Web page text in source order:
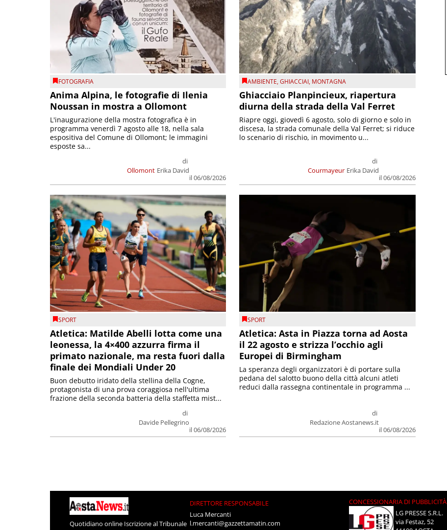
FOTOGRAFIA
Anima Alpina, le fotografie di Ilenia
Noussan in mostra a Ollomont
Ollomont
di
Erika David
il 06/08/2026
L'inaugurazione della mostra fotografica è in
programma venerdì 7 agosto alle 18, nella sala
espositiva del Comune di Ollomont; le immagini
esposte sa...
AMBIENTE,GHIACCIAI, MONTAGNA
Ghiacciaio Planpincieux, riapertura
diurna della strada della Val Ferret
Courmayeur
di
Erika David
il 06/08/2026
Riapre oggi, giovedì 6 agosto, solo di giorno e solo in
discesa, la strada comunale della Val Ferret; si riduce
lo scenario di rischio, in movimento u...
SPORT
Atletica: Matilde Abelli lotta come una
leonessa, la 4×400 azzurra firma il
primato nazionale, ma resta fuori dalla
finale dei Mondiali Under 20
di
Davide Pellegrino
il 06/08/2026
Buon debutto iridato della stellina della Cogne,
protagonista di una prova coraggiosa nell'ultima
frazione della seconda batteria della staffetta mist...
SPORT
Atletica: Asta in Piazza torna ad Aosta
il 22 agosto e strizza l’occhio agli
Europei di Birmingham
di
Redazione Aostanews.it
il 06/08/2026
La speranza degli organizzatori è di portare sulla
pedana del salotto buono della città alcuni atleti
reduci dalla rassegna continentale in programma ...
Quotidiano online Iscrizione al Tribunale
DIRETTORE RESPONSABILE
Luca Mercanti
l.mercanti@gazzettamatin.com
CONCESSIONARIA DI PUBBLICITÀ
LG PRESSE S.R.L.
via Festaz, 52